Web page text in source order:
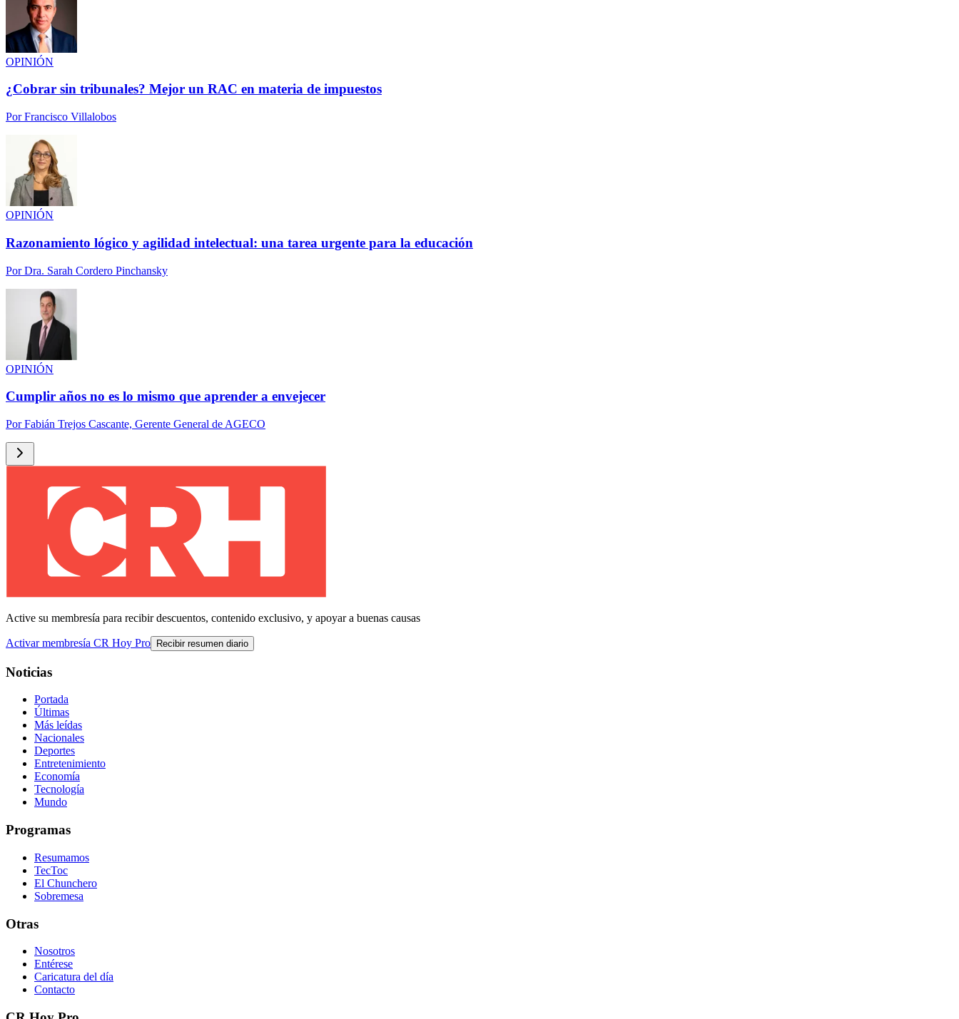
OPINIÓN
¿Cobrar sin tribunales? Mejor un RAC en materia de impuestos
PorFrancisco Villalobos
OPINIÓN
Razonamiento lógico y agilidad intelectual: una tarea urgente para la educación
PorDra. Sarah Cordero Pinchansky
OPINIÓN
Cumplir años no es lo mismo que aprender a envejecer
PorFabián Trejos Cascante, Gerente General de AGECO
Active su membresía para recibir descuentos, contenido exclusivo, y apoyar a buenas causas
Activar membresía CR Hoy Pro Recibir resumen diario
Noticias
Portada
Últimas
Más leídas
Nacionales
Deportes
Entretenimiento
Economía
Tecnología
Mundo
Programas
Resumamos
TecToc
El Chunchero
Sobremesa
Otras
Nosotros
Entérese
Caricatura del día
Contacto